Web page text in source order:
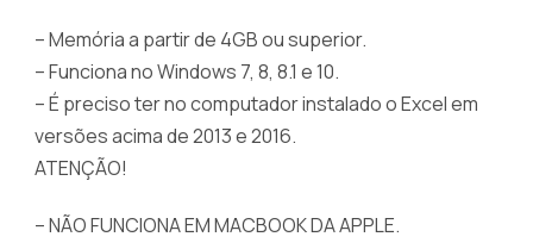
– Memória a partir de 4GB ou superior.
– Funciona no Windows 7, 8, 8.1 e 10.
– É preciso ter no computador instalado o Excel em
versões acima de 2013 e 2016.
ATENÇÃO!
– NÃO FUNCIONA EM MACBOOK DA APPLE.